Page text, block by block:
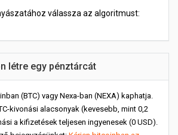
válassza az algoritmust:
létre egy pénztárcát
(BTC) vagy Nexa-ban (NEXA) kaphatja.
kivonási alacsonyak (kevesebb, mint 0,2
a kifizetések teljesen ingyenesek (0 USD).